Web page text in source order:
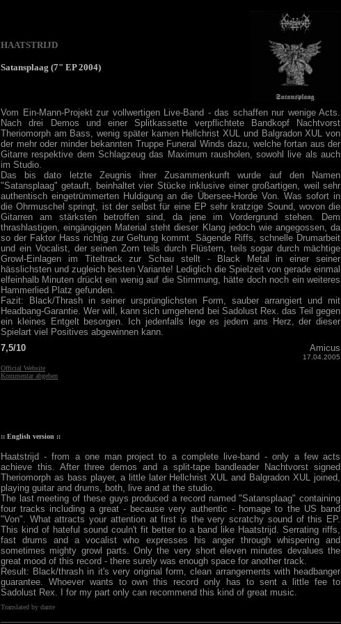
HAATSTRIJD
Satansplaag (7" EP 2004)
Vom Ein-Mann-Projekt zur vollwertigen Live-Band - das schaffen nur wenige Acts.
Nach drei Demos und einer Splitkassette verpflichtete Bandkopf Nachtvorst
Theriomorph am Bass, wenig später kamen Hellchrist XUL und Balgradon XUL von
der mehr oder minder bekannten Truppe Funeral Winds dazu, welche fortan aus der
Gitarre respektive dem Schlagzeug das Maximum rausholen, sowohl live als auch
im Studio.
Das bis dato letzte Zeugnis ihrer Zusammenkunft wurde auf den Namen
"Satansplaag" getauft, beinhaltet vier Stücke inklusive einer großartigen, weil sehr
authentisch eingetrümmerten Huldigung an die Übersee-Horde Von. Was sofort in
die Ohrmuschel springt, ist der selbst für eine EP sehr kratzige Sound, wovon die
Gitarren am stärksten betroffen sind, da jene im Vordergrund stehen. Dem
thrashlastigen, eingängigen Material steht dieser Klang jedoch wie angegossen, da
so der Faktor Hass richtig zur Geltung kommt. Sägende Riffs, schnelle Drumarbeit
und ein Vocalist, der seinen Zorn teils durch Flüstern, teils sogar durch mächtige
Growl-Einlagen im Titeltrack zur Schau stellt - Black Metal in einer seiner
hässlichsten und zugleich besten Variante! Lediglich die Spielzeit von gerade einmal
elfeinhalb Minuten drückt ein wenig auf die Stimmung, hätte doch noch ein weiteres
Hammerlied Platz gefunden.
Fazit: Black/Thrash in seiner ursprünglichsten Form, sauber arrangiert und mit
Headbang-Garantie. Wer will, kann sich umgehend bei Sadolust Rex. das Teil gegen
ein kleines Entgelt besorgen. Ich jedenfalls lege es jedem ans Herz, der dieser
Spielart viel Positives abgewinnen kann.
7,5/10
Official Website
Kommentar abgeben
Amicus
17.04.2005
:: English version ::
Haatstrijd - from a one man project to a complete live-band - only a few acts
achieve this. After three demos and a split-tape bandleader Nachtvorst signed
Theriomorph as bass player, a little later Hellchrist XUL and Balgradon XUL joined,
playing guitar and drums, both, live and at the studio.
The last meeting of these guys produced a record named "Satansplaag" containing
four tracks including a great - because very authentic - homage to the US band
"Von". What attracts your attention at first is the very scratchy sound of this EP.
This kind of hateful sound couln't fit better to a band like Haatstrijd. Serrating riffs,
fast drums and a vocalist who expresses his anger through whispering and
sometimes mighty growl parts. Only the very short eleven minutes devalues the
great mood of this record - there surely was enough space for another track.
Result: Black/thrash in it's very original form, clean arrangements with headbanger
guarantee. Whoever wants to own this record only has to sent a little fee to
Sadolust Rex. I for my part only can recommend this kind of great music.
Translated by dante